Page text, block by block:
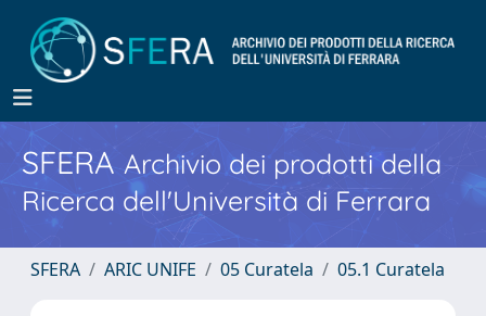
SFERA Archivio dei prodotti della
Ricerca dell'Università di Ferrara
SFERA ARIC UNIFE 05 Curatela 05.1 Curatela